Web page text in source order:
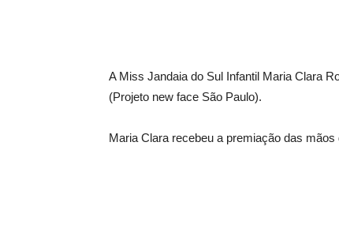
A Miss Jandaia do Sul Infantil Maria Clara
(Projeto new face São Paulo).
Maria Clara recebeu a premiação das mãos